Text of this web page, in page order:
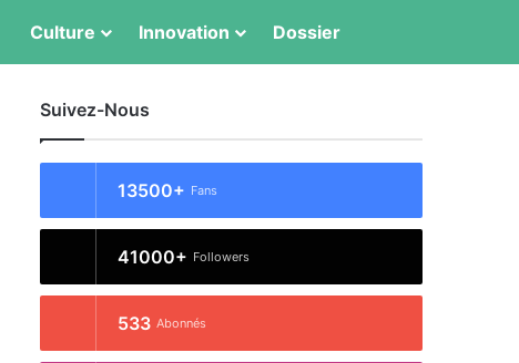
Culture Innovation Dossier
Suivez-Nous
13500+ Fans
41000+ Followers
533 Abonnés